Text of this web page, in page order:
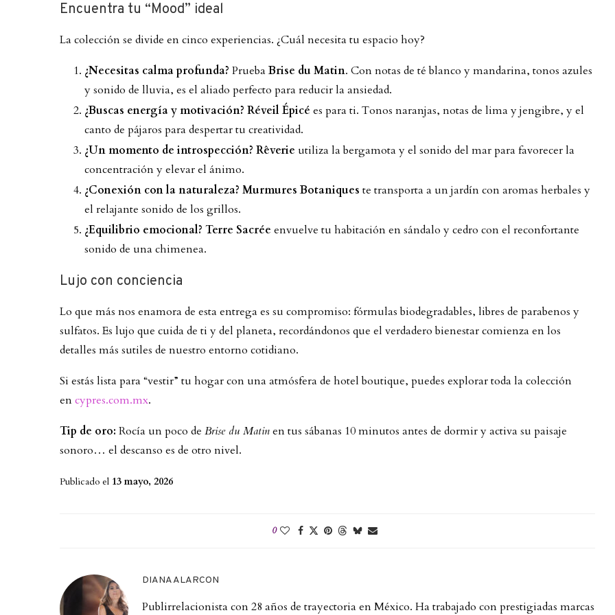
Encuentra tu “Mood” ideal
La colección se divide en cinco experiencias. ¿Cuál necesita tu espacio hoy?
¿Necesitas calma profunda? PruebaBrise du Matin. Con notas de té blanco y mandarina, tonos azules
y sonido de lluvia, es el aliado perfecto para reducir la ansiedad.
¿Buscas energía y motivación? Réveil Épicé es para ti. Tonos naranjas, notas de lima y jengibre, y el
canto de pájaros para despertar tu creatividad.
¿Un momento de introspección? Rêverie utiliza la bergamota y el sonido del mar para favorecer la
concentración y elevar el ánimo.
¿Conexión con la naturaleza? Murmures Botaniques te transporta a un jardín con aromas herbales y
el relajante sonido de los grillos.
¿Equilibrio emocional? Terre Sacrée envuelve tu habitación en sándalo y cedro con el reconfortante
sonido de una chimenea.
Lujo con conciencia
Lo que más nos enamora de esta entrega es su compromiso: fórmulas biodegradables, libres de parabenos y
sulfatos. Es lujo que cuida de ti y del planeta, recordándonos que el verdadero bienestar comienza en los
detalles más sutiles de nuestro entorno cotidiano.
Si estás lista para “vestir” tu hogar con una atmósfera de hotel boutique, puedes explorar toda la colección
encypres.com.mx.
Tip de oro: Rocía un poco de Brise du Matinen tus sábanas 10 minutos antes de dormir y activa su paisaje
sonoro… el descanso es de otro nivel.
Publicado el 13 mayo, 2026
0
DIANA ALARCON
Publirrelacionista con 28 años de trayectoria en México. Ha trabajado con prestigiadas marcas